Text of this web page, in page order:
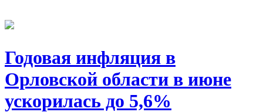
Годовая инфляция в
Орловской области в июне
ускорилась до 5,6%